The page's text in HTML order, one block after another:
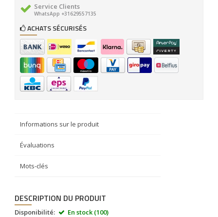
Service Clients
WhatsApp +31629557135
ACHATS SÉCURISÉS
Informations sur le produit
Évaluations
Mots-clés
DESCRIPTION DU PRODUIT
Disponibilité: En stock (100)